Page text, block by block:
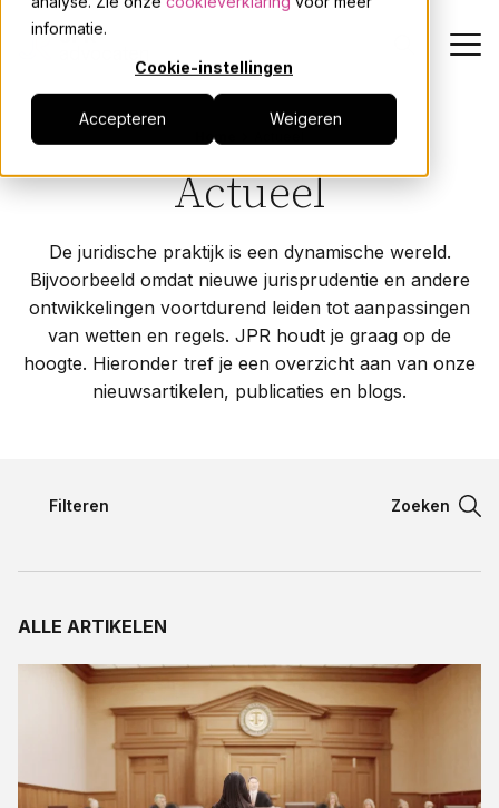
informatie.
Cookie-instellingen
Accepteren Weigeren
Dienstverlening
Actueel
Over JPR
Contact
Taal:
Home
Actueel
De juridische praktijk is een dynamische wereld.
Bijvoorbeeld omdat nieuwe jurisprudentie en andere
ontwikkelingen voortdurend leiden tot aanpassingen
van wetten en regels. JPR houdt je graag op de
hoogte. Hieronder tref je een overzicht aan van onze
nieuwsartikelen, publicaties en blogs.
Filteren Zoeken
Filteren
Appartementsrecht blogreeks
Arbeidsovereenkomst
Arbeidsrecht
ALLE ARTIKELEN